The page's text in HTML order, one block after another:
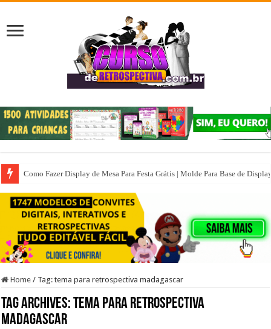
Como Fazer Display de Mesa Para Festa Grátis | Molde Para Base de
Home / Tag:tema para retrospectiva madagascar
Tag Archives:tema para retrospectiva
madagascar